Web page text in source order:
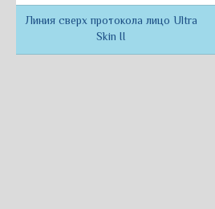
Линия сверх протокола лицо Ultra
Skin II